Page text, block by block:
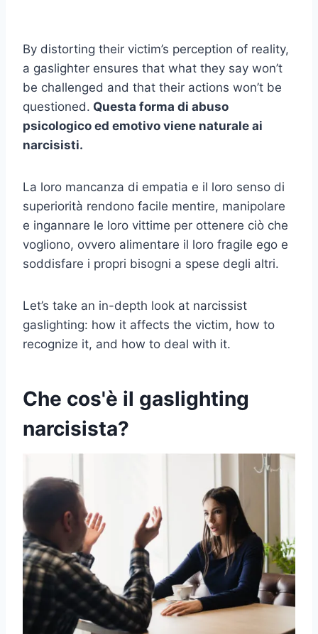
By distorting their victim’s perception of reality,
a gaslighter ensures that what they say won’t
be challenged and that their actions won’t be
questioned. Questa forma di abuso
psicologico ed emotivo viene naturale ai
narcisisti.
La loro mancanza di empatia e il loro senso di
superiorità rendono facile mentire, manipolare
e ingannare le loro vittime per ottenere ciò che
vogliono, ovvero alimentare il loro fragile ego e
soddisfare i propri bisogni a spese degli altri.
Let’s take an in-depth look at narcissist
gaslighting: how it affects the victim, how to
recognize it, and how to deal with it.
Che cos'è il gaslighting
narcisista?